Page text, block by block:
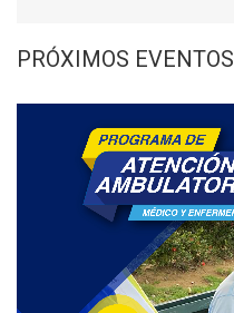
PRÓXIMOS EVENTOS